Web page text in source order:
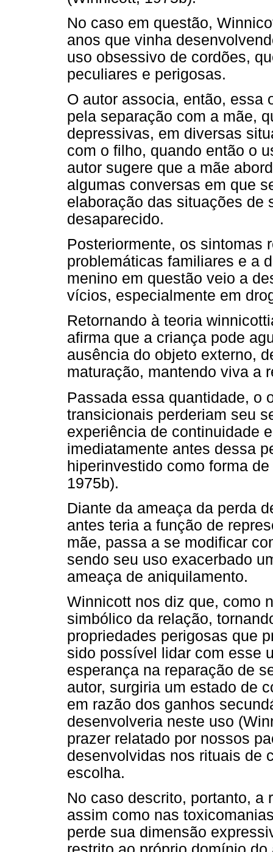
No caso em questão,
anos que vinha
uso obsessivo de cordões,
peculiares e perigosas.
O autor associa, então, essa
pela separação com a mãe,
depressivas, em diversas
com o filho, quando então o
autor sugere que a mãe
algumas conversas em que
elaboração das situações de
desaparecido.
Posteriormente, os sintomas
problemáticas familiares e a
menino em questão veio a
vícios, especialmente em
Retornando à teoria
afirma que a criança pode
ausência do objeto externo,
maturação, mantendo viva a
Passada essa quantidade, o
transicionais perderiam seu
experiência de continuidade
imediatamente antes dessa
hiperinvestido como forma
1975b).
Diante da ameaça da perda
antes teria a função de
mãe, passa a se modificar
sendo seu uso exacerbado
ameaça de aniquilamento.
Winnicott nos diz que, como
simbólico da relação,
propriedades perigosas que
sido possível lidar com esse
esperança na reparação de
autor, surgiria um estado de
em razão dos ganhos
desenvolveria neste uso
prazer relatado por nossos
desenvolvidas nos rituais de
escolha.
No caso descrito, portanto, a
assim como nas
perde sua dimensão